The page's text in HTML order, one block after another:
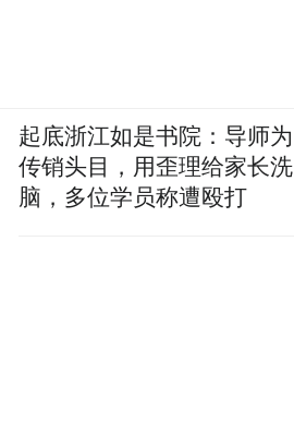
起底浙江如是书院：导师为
传销头目，用歪理给家长洗
脑，多位学员称遭殴打